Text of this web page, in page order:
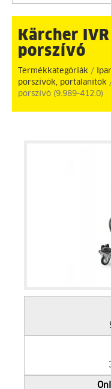
Kärcher
porszívó
Termékkategóriák /
porszívók, portalanítók
porszívó (9.989-412.0)